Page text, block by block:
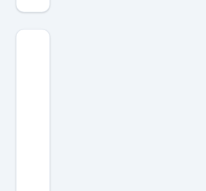
当
成
肉
搏
金